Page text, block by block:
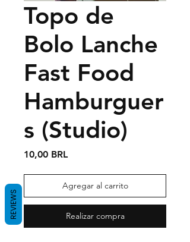
Topo de
Bolo Lanche
Fast Food
Hamburguer
s (Studio)
10,00 BRLPrecio
Agregar al carrito
Realizar compra
REVIEWS